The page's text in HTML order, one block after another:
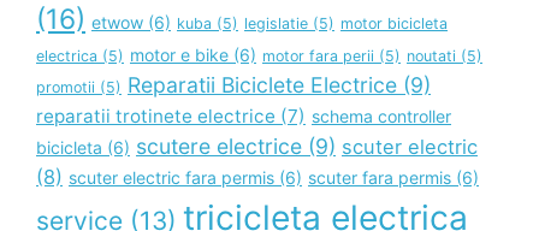
(16) etwow (6) kuba (5) legislatie (5) motor bicicleta
electrica (5) motor e bike (6) motor fara perii (5) noutati (5)
promotii (5) Reparatii Biciclete Electrice (9)
reparatii trotinete electrice (7) schema controller
bicicleta (6) scutere electrice (9) scuter electric
(8) scuter electric fara permis (6) scuter fara permis (6)
service (13) tricicleta electrica